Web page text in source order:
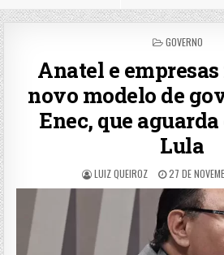
POSTED
GOVERNO
Anatel e
novo modelo de
Enec, que
Lula
LUIZ QUEIROZ 27 DE